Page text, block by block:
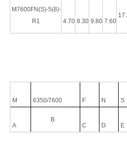
M7600FN(S)-5(8)-
R1
4.70 8.30 9.80 7.60
M 6350/7600 F N S
A
B
C
D E